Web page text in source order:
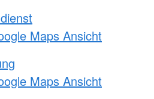
Maps Ansicht
Maps Ansicht